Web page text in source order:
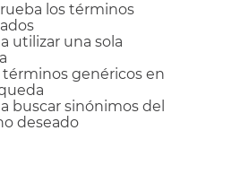
los términos
utilizar una sola
términos genéricos en
buscar sinónimos del
deseado